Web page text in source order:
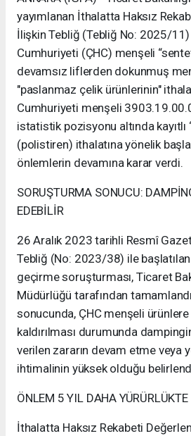
yayımlanan İthalatta Haksız
İlişkin Tebliğ (Tebliğ No: 2025/11)
Cumhuriyeti (ÇHC) menşeli
devamsız liflerden dokunmuş
"paslanmaz çelik ürünlerinin"
Cumhuriyeti menşeli
istatistik pozisyonu altında kayıtlı
(polistiren) ithalatına yönelik
önlemlerin devamına karar verdi.
SORUŞTURMA SONUCU:
EDEBİLİR
26 Aralık 2023 tarihli Resmî
Tebliğ (No: 2023/38) ile
geçirme soruşturması, Ticaret
Müdürlüğü tarafından
sonucunda, ÇHC menşeli
kaldırılması durumunda
verilen zararın devam etme veya
ihtimalinin yüksek olduğu
ÖNLEM 5 YIL DAHA YÜRÜRLÜKTE
İthalatta Haksız Rekabeti